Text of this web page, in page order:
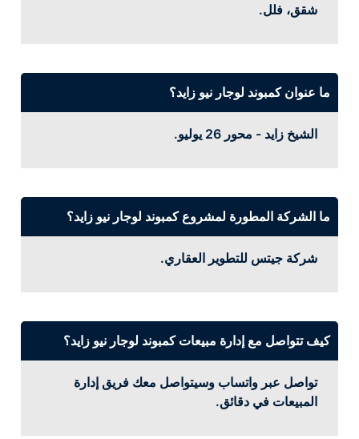
شقق، فلل.
ما عنوان كمبوند لوجار نيو زايد؟
الشيخ زايد - محور 26 يوليو.
ما الشركة المطورة لمشروع كمبوند لوجار نيو زايد؟
شركة جيتس للتطوير العقاري.
كيف تتواصل مع إدارة مبيعات كمبوند لوجار نيو زايد؟
تواصل عبر واتساب وسيتواصل معك فريق إدارة
المبيعات في دقائق.